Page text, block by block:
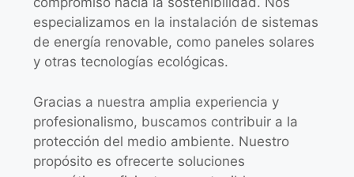
especializamos en la instalación de sistemas
de energía renovable, como paneles solares
y otras tecnologías ecológicas.
Gracias a nuestra amplia experiencia y
profesionalismo, buscamos contribuir a la
protección del medio ambiente. Nuestro
propósito es ofrecerte soluciones